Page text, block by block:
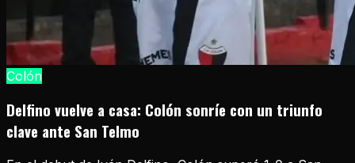
Colón
Delfino vuelve a casa: Colón sonríe con un triunfo
clave ante San Telmo